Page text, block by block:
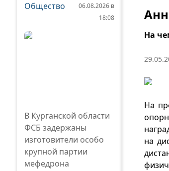
Общество
06.08.2026 в
18:08
В Курганской области
ФСБ задержаны
изготовители особо
крупной партии
мефедрона
На
На
на